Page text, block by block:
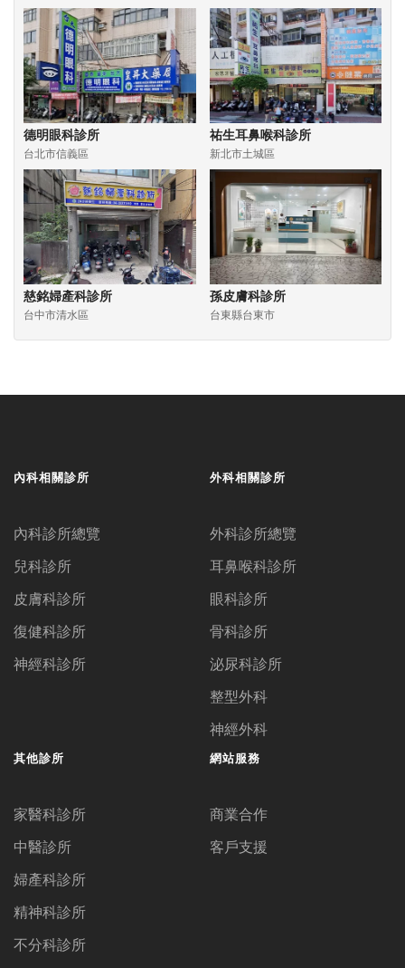
德明眼科診所
台北市信義區
祐生耳鼻喉科診所
新北市土城區
慈銘婦產科診所
台中市清水區
孫皮膚科診所
台東縣台東市
內科相關診所
內科診所總覽
兒科診所
皮膚科診所
復健科診所
神經科診所
外科相關診所
外科診所總覽
耳鼻喉科診所
眼科診所
骨科診所
泌尿科診所
整型外科
神經外科
其他診所
家醫科診所
中醫診所
婦產科診所
精神科診所
不分科診所
網站服務
商業合作
客戶支援